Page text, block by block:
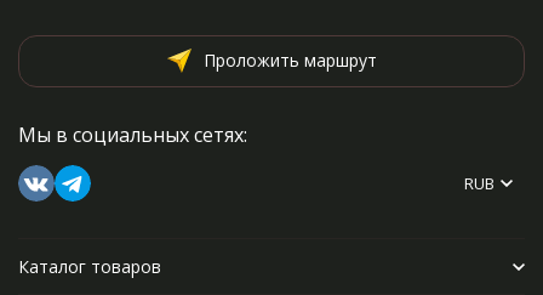
Проложить маршрут
Мы в социальных сетях:
RUB
Каталог товаров